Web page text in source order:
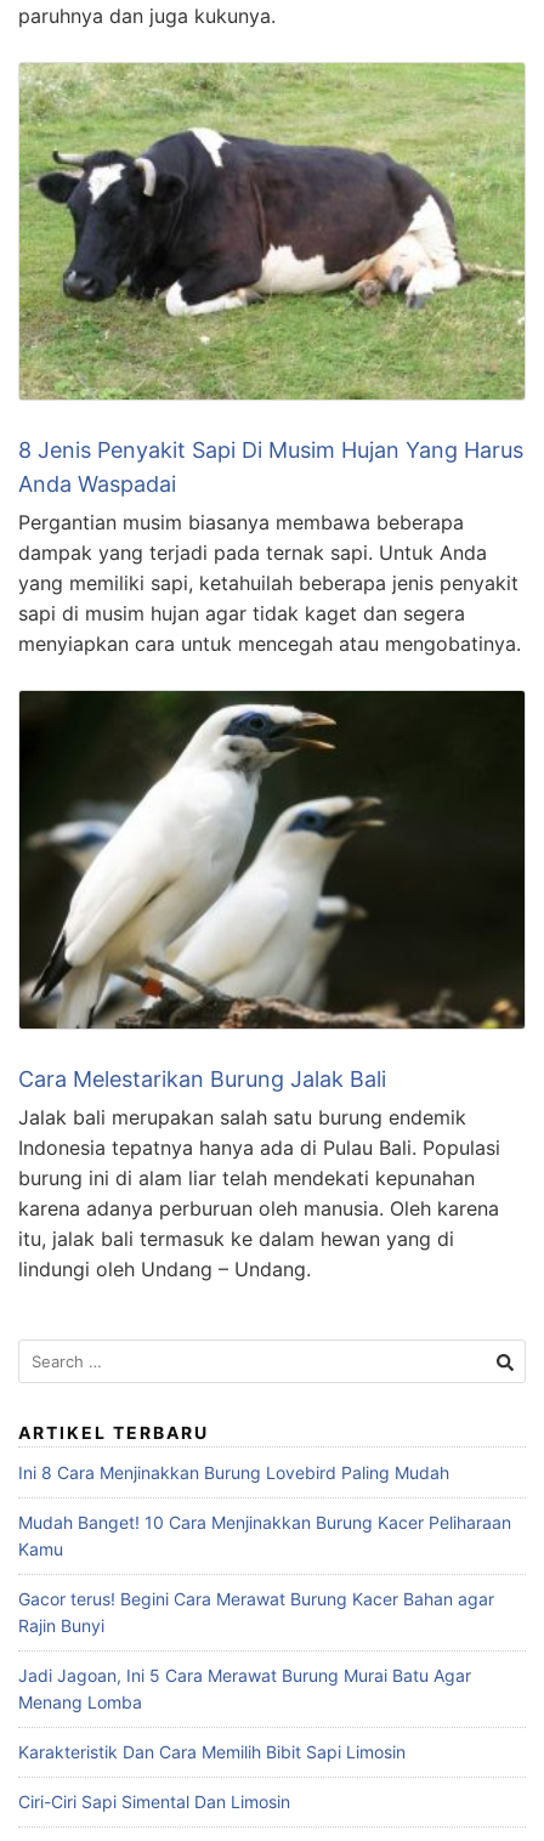
paruhnya dan juga kukunya.
8 Jenis Penyakit Sapi Di Musim Hujan Yang Harus
Anda Waspadai
Pergantian musim biasanya membawa beberapa
dampak yang terjadi pada ternak sapi. Untuk Anda
yang memiliki sapi, ketahuilah beberapa jenis penyakit
sapi di musim hujan agar tidak kaget dan segera
menyiapkan cara untuk mencegah atau mengobatinya.
Cara Melestarikan Burung Jalak Bali
Jalak bali merupakan salah satu burung endemik
Indonesia tepatnya hanya ada di Pulau Bali. Populasi
burung ini di alam liar telah mendekati kepunahan
karena adanya perburuan oleh manusia. Oleh karena
itu, jalak bali termasuk ke dalam hewan yang di
lindungi oleh Undang – Undang.
Search
for:
ARTIKEL TERBARU
Ini 8 Cara Menjinakkan Burung Lovebird Paling Mudah
Mudah Banget! 10 Cara Menjinakkan Burung Kacer Peliharaan
Kamu
Gacor terus! Begini Cara Merawat Burung Kacer Bahan agar
Rajin Bunyi
Jadi Jagoan, Ini 5 Cara Merawat Burung Murai Batu Agar
Menang Lomba
Karakteristik Dan Cara Memilih Bibit Sapi Limosin
Ciri-Ciri Sapi Simental Dan Limosin